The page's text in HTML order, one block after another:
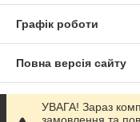
Графік роботи
Повна версія сайту
Сайт створено на
УВАГА! Зараз